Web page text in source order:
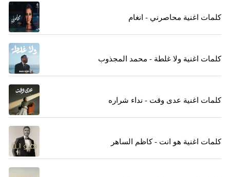
كلمات اغنية محاصرني - انغام
كلمات اغنية ولا غلطة - محمد المجذوب
كلمات اغنية عدى وقت - نداء شراره
كلمات اغنية هو انت - كاظم الساهر